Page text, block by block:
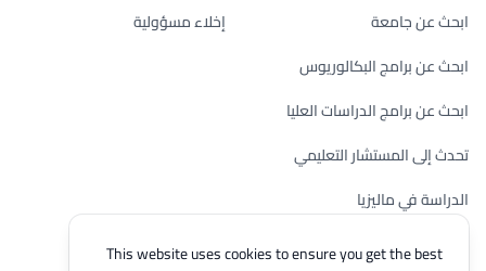
This website uses cookies to ensure you get the best
ابحث عن جامعة
ابحث عن برامج البكالوريوس
ابحث عن برامج الدراسات العليا
تحدث إلى المستشار التعليمي
الدراسة في ماليزيا
تحقق من أهليتك
إخلاء مسؤولية